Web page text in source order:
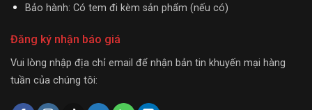
Bảo hành: Có tem đi kèm sản phẩm (nếu có)
Đăng ký nhận báo giá
Vui lòng nhập địa chỉ email để nhận bản tin khuyến mại hàng
tuần của chúng tôi: